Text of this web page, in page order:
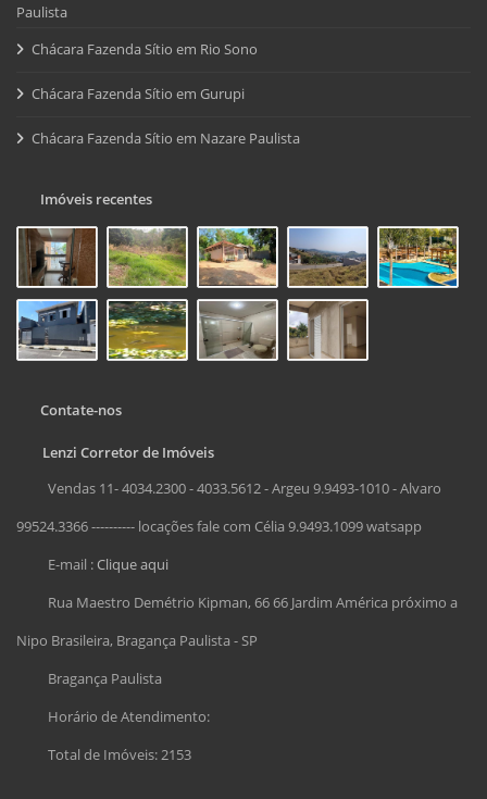
Paulista
Chácara Fazenda Sítio em Rio Sono
Chácara Fazenda Sítio em Gurupi
Chácara Fazenda Sítio em Nazare Paulista
Imóveis recentes
Contate-nos
Lenzi Corretor de Imóveis
Vendas 11- 4034.2300 - 4033.5612 - Argeu 9.9493-1010 - Alvaro
99524.3366 ---------- locações fale com Célia 9.9493.1099 watsapp
E-mail :Clique aqui
Rua Maestro Demétrio Kipman, 66 66 Jardim América próximo a
Nipo Brasileira, Bragança Paulista - SP
Bragança Paulista
Horário de Atendimento:
Total de Imóveis: 2153